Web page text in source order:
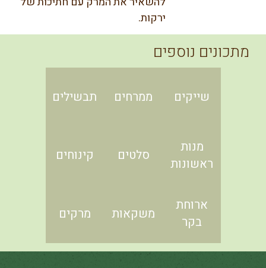
ירקות.
מתכונים נוספים
שייקים ממרחים תבשילים
מנות
ראשונות
סלטים קינוחים
ארוחת
בקר
משקאות מרקים